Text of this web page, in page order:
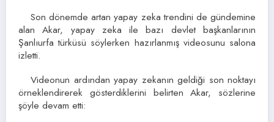
Son dönemde artan yapay zeka trendini de gündemine
alan Akar, yapay zeka ile bazı devlet başkanlarının
Şanlıurfa türküsü söylerken hazırlanmış videosunu salona
izletti.
Videonun ardından yapay zekanın geldiği son noktayı
örneklendirerek gösterdiklerini belirten Akar, sözlerine
şöyle devam etti: